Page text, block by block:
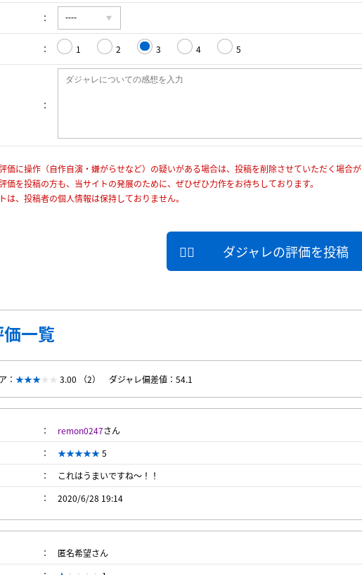
1 2 3 4 5
価に操作（自作自演・嫌がらせなど）の疑いがある場合は、投稿を削除させていただく場合が
価を投稿の方も、当サイトの発展のために、ぜひぜひ力作をお待ちしております。
は、投稿者の個人情報は保持しておりません。
ダジャレの評価を投稿
一覧
： 3.00 （2） ダジャレ偏差値：54.1
remon0247さん
5
これはうまいですね～！！
2020/6/28 19:14
匿名希望さん